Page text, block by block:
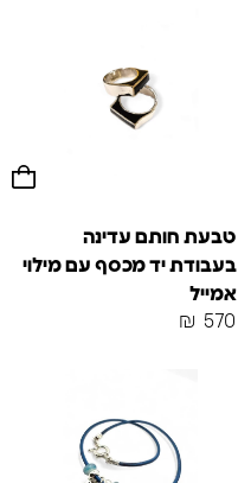
טבעת חותם עדינה
בעבודת יד מכסף עם מילוי
אמייל
₪ 570